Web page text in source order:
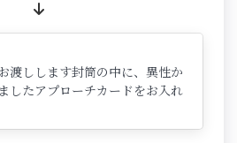
渡しします封筒の中に、異性か
したアプローチカードをお入れ